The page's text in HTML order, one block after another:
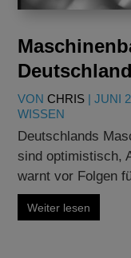
VONCHRIS |JUNI
WISSEN
Deutschlands
sind optimistisch,
warnt vor Folgen
Weiter lesen